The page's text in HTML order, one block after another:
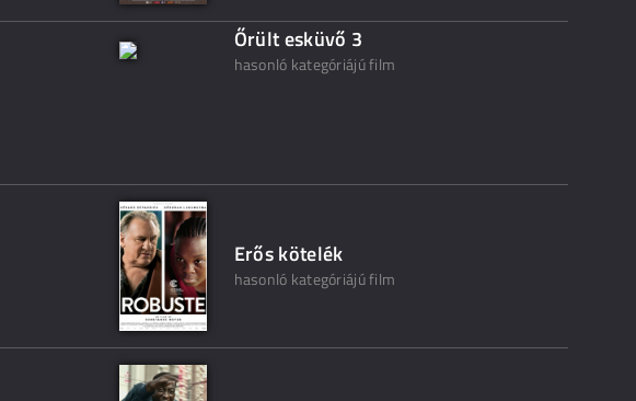
Őrült esküvő 3
hasonló kategóriájú film
Erős kötelék
hasonló kategóriájú film